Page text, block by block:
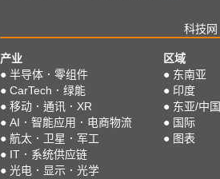
科技网
产业
● 半导体．零组件
● CarTech．绿能
● 移动．通讯．XR
● AI．智能应用．电商物流
● 航太．卫星．军工
● IT．系统供应链
● 光电．显示．光学
区域
● 东南亚
● 印度
● 东亚/中国
● 国际
● 图表